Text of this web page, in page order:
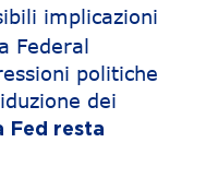
implicazioni
Federal
politiche
dei
Fed resta